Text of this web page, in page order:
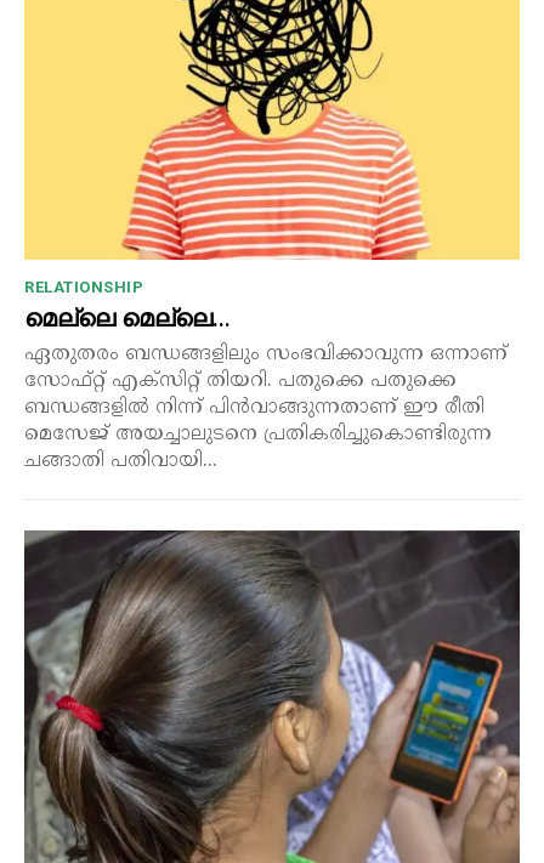
RELATIONSHIP
മെല്ലെ മെല്ലെ…
ഏതുതരം ബന്ധങ്ങളിലും സംഭവിക്കാവുന്ന ഒന്നാണ്
സോഫ്റ്റ് എക്സിറ്റ് തിയറി. പതുക്കെ പതുക്കെ
ബന്ധങ്ങളിൽ നിന്ന് പിൻവാങ്ങുന്നതാണ് ഈ രീതി
മെസേജ് അയച്ചാലുടനെ പ്രതികരിച്ചുകൊണ്ടിരുന്ന
ചങ്ങാതി പതിവായി...